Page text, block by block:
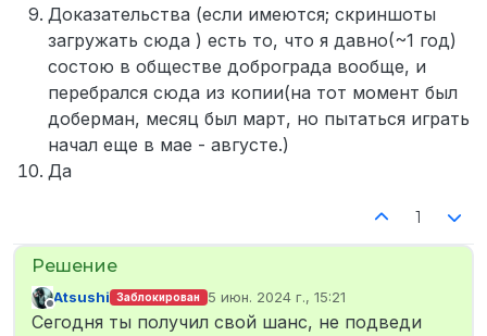
Доказательства (если имеются; скриншоты
загружать сюда ) есть то, что я давно(~1 год)
состою в обществе доброграда вообще, и
перебрался сюда из копии(на тот момент был
доберман, месяц был март, но пытаться играть
начал еще в мае - августе.)
Да
1
Не в сети
Atsushi Заблокирован 5 июн. 2024 г., 15:21
отредактировано
Сегодня ты получил свой шанс, не подведи